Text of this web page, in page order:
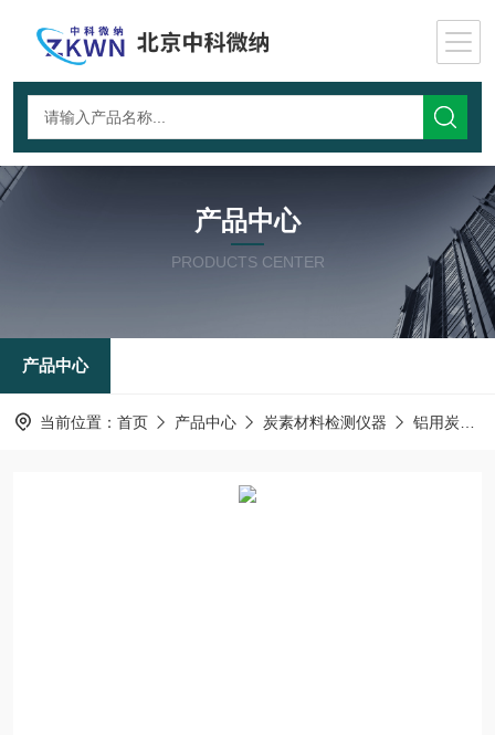
产品中心
PRODUCTS CENTER
产品中心
当前位置： 首页 产品中心 炭素材料检测仪器 铝用炭块空气反应测试仪